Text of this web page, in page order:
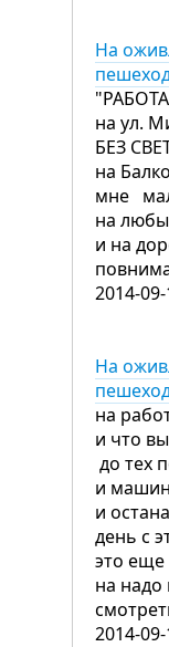
На
на ул.
БЕЗ
на
мне
на
и на
2014-
На
на
и что
до тех
и
и
день с
это еще
на
2014-